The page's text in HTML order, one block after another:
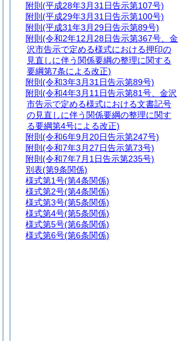
附則 (平成28年3月31日告示第107号)
附則 (平成29年3月31日告示第100号)
附則 (平成31年3月29日告示第89号)
附則 (令和2年12月28日告示第367号、金
沢市告示で定める様式における押印の
見直しに伴う関係要綱の整理に関する
要綱第7条による改正)
附則 (令和3年3月31日告示第89号)
附則 (令和4年3月11日告示第81号、金沢
市告示で定める様式における文書記号
の見直しに伴う関係要綱の整理に関す
る要綱第4号による改正)
附則 (令和6年9月20日告示第247号)
附則 (令和7年3月27日告示第73号)
附則 (令和7年7月1日告示第235号)
別表(第9条関係)
様式第1号(第4条関係)
様式第2号(第4条関係)
様式第3号(第5条関係)
様式第4号(第5条関係)
様式第5号(第6条関係)
様式第6号(第6条関係)